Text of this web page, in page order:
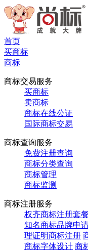
首页
买商标
商标
商标交易服务
买商标
卖商标
商标在线公证
国际商标交易
商标查询服务
免费注册查询
商标分类查询
商标管理
商标监测
商标注册服务
权齐商标注册套餐
知名商标品牌申
理证明商标注册
商标字体设计 商